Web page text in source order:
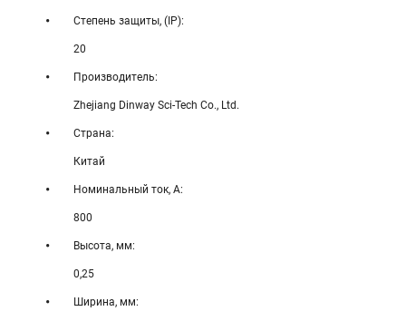
Степень защиты, (IP):
20
Производитель:
Zhejiang Dinway Sci-Tech Co., Ltd.
Страна:
Китай
Номинальный ток, А:
800
Высота, мм:
0,25
Ширина, мм: